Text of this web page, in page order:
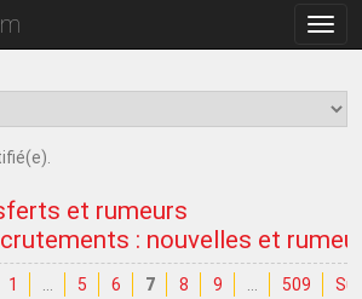
la
et rumeurs
: nouvelles et
1 5 6 7 8 9 509